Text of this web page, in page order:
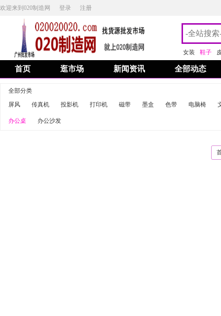
欢迎来到020制造网 登录 注册
女装 鞋子
首页 逛市场 新闻资讯 全部动态
全部分类
屏风
传真机 投影机 打印机 磁带 墨盒 色带 电脑椅
办公桌 办公沙发